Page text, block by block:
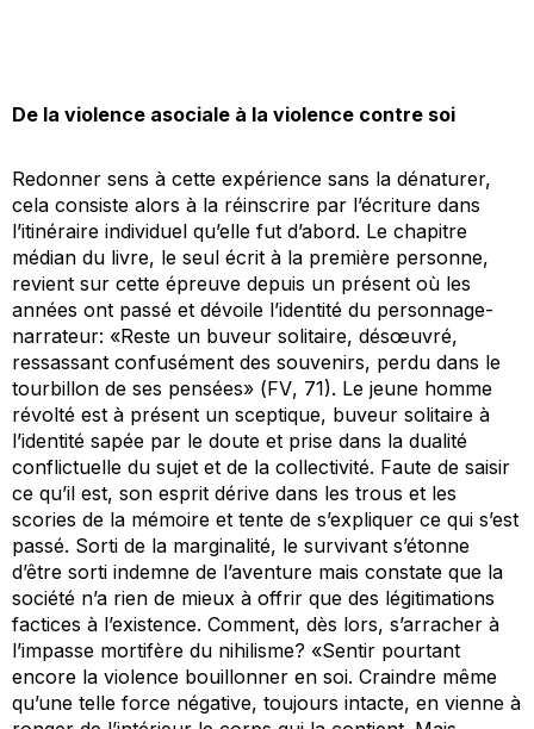
De la violence asociale à la violence contre soi
Redonner sens à cette expérience sans la dénaturer,
cela consiste alors à la réinscrire par l’écriture dans
l’itinéraire individuel qu’elle fut d’abord. Le chapitre
médian du livre, le seul écrit à la première personne,
revient sur cette épreuve depuis un présent où les
années ont passé et dévoile l’identité du personnage-
narrateur: «Reste un buveur solitaire, désœuvré,
ressassant confusément des souvenirs, perdu dans le
tourbillon de ses pensées» (FV, 71). Le jeune homme
révolté est à présent un sceptique, buveur solitaire à
l’identité sapée par le doute et prise dans la dualité
conflictuelle du sujet et de la collectivité. Faute de saisir
ce qu’il est, son esprit dérive dans les trous et les
scories de la mémoire et tente de s’expliquer ce qui s’est
passé. Sorti de la marginalité, le survivant s’étonne
d’être sorti indemne de l’aventure mais constate que la
société n’a rien de mieux à offrir que des légitimations
factices à l’existence. Comment, dès lors, s’arracher à
l’impasse mortifère du nihilisme? «Sentir pourtant
encore la violence bouillonner en soi. Craindre même
qu’une telle force négative, toujours intacte, en vienne à